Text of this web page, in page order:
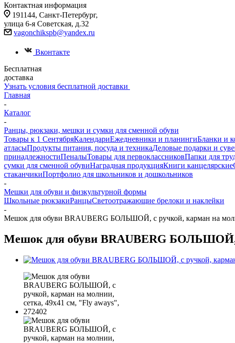
Контактная информация
191144, Санкт-Петербург,
улица 6-я Советская, д.32
vagonchikspb@yandex.ru
Вконтакте
Бесплатная
доставка
Узнать условия бесплатной доставки
Главная
-
Каталог
-
Ранцы, рюкзаки, мешки и сумки для сменной обуви
Товары к 1 СентябряКалендариЕжедневники и планингиБланки и
атласыПродукты питания, посуда и техникаДеловые подарки и
принадлежностиПеналыТовары для первоклассниковПапки для
сумки для сменной обувиНаградная продукцияКниги канцелярские
стаканчикиПортфолио для школьников и дошкольников
-
Мешки для обуви и физкультурной формы
Школьные рюкзакиРанцыСветоотражающие брелоки и наклейки
-
Мешок для обуви BRAUBERG БОЛЬШОЙ, с ручкой, карман на
Мешок для обуви BRAUBERG БОЛЬШОЙ,